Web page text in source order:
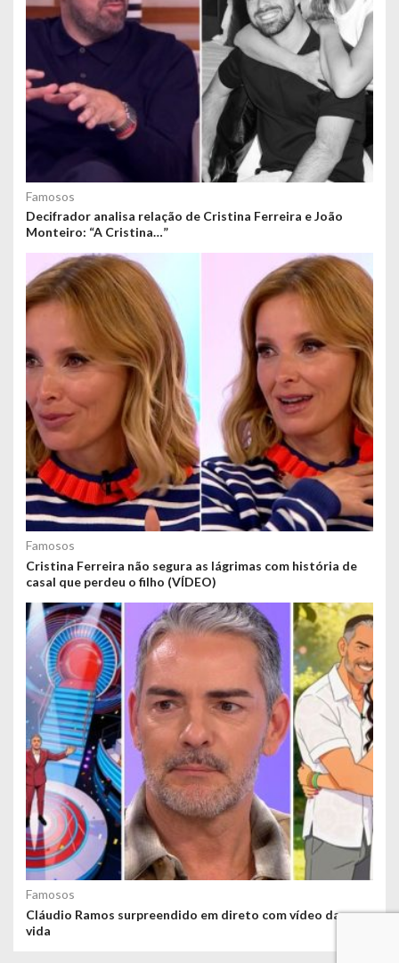
Famosos
Decifrador analisa relação de Cristina Ferreira e João
Monteiro: “A Cristina…”
Famosos
Cristina Ferreira não segura as lágrimas com história de
casal que perdeu o filho (VÍDEO)
Famosos
Cláudio Ramos surpreendido em direto com vídeo da sua
vida